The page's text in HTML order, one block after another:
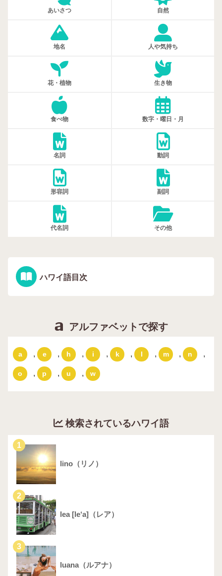
あいさつ 自然
地名 人や気持ち
花・植物 生き物
食べ物 数字・曜日・月
名詞 動詞
形容詞 副詞
代名詞 その他
ハワイ語目次
アルファベットで探す
a , e , h , i , k , l , m , n ,
o , p , u , w
検索されているハワイ語
1
lino（リノ）
2
lea [le‘a]（レア）
3
luana（ルアナ）